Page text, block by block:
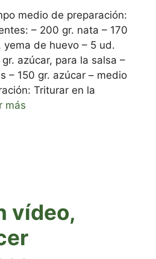
medio de preparación:
– 200 gr. nata – 170
yema de huevo – 5 ud.
azúcar, para la salsa –
– 150 gr. azúcar – medio
Triturar en la
más
vídeo,